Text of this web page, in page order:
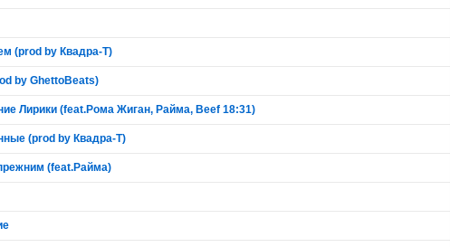
(prod by Квадра-Т)
by GhettoBeats)
Лирики (feat.Рома Жиган, Райма, Beef 18:31)
(prod by Квадра-Т)
(feat.Райма)